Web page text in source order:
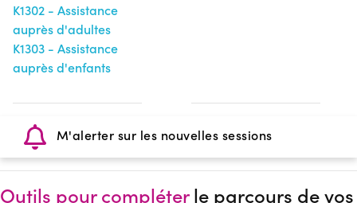
K1302 - Assistance
auprès d'adultes
K1303 - Assistance
auprès d'enfants
M'alerter sur les nouvelles sessions
Outils pour compléterle parcours de vos